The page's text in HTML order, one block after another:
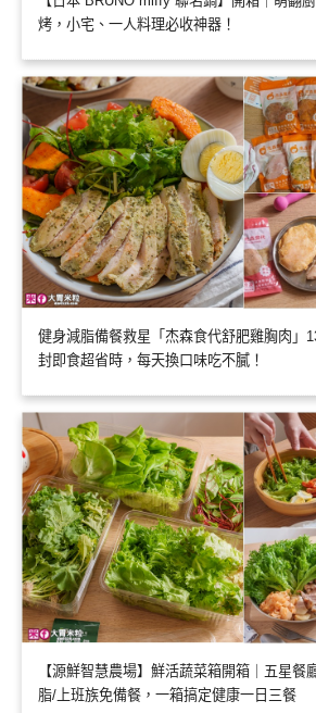
烤，小宅、一人料理必收神器！
健身減脂備餐救星「杰森食代舒肥雞胸肉」
封即食超省時，每天換口味吃不膩！
【源鮮智慧農場】鮮活蔬菜箱開箱｜五星餐
脂/上班族免備餐，一箱搞定健康一日三餐